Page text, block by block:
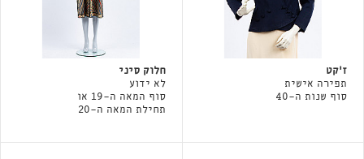
ז׳קט
תפירה אישית
סוף שנות ה-40
חלוק סיני
לא ידוע
סוף המאה ה-19 או
תחילת המאה ה-20